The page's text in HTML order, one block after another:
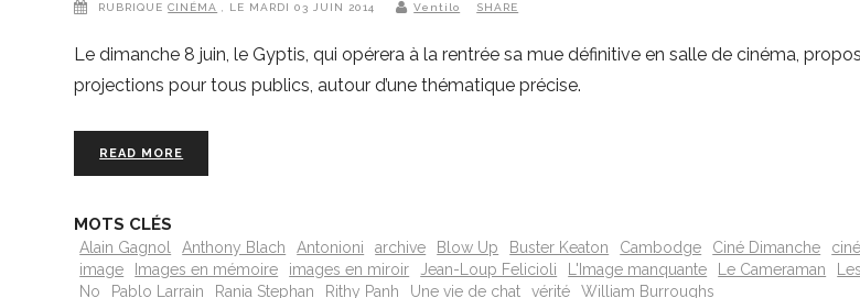
RUBRIQUE CINÉMA , LE MARDI 03 JUIN 2014 Ventilo SHARE
Le dimanche 8 juin, le Gyptis, qui opérera à la rentrée sa mue définitive en salle de cinéma,
projections pour tous publics, autour d’une thématique précise.
READ MORE
MOTS CLÉS
Alain Gagnol Anthony Blach Antonioni archive Blow Up Buster Keaton Cambodge Ciné Dimanche
image
Images en mémoire images en miroir Jean-Loup Felicioli L'Image manquante Le Cameraman
No
Pablo Larrain Rania Stephan Rithy Panh Une vie de chat vérité William Burroughs